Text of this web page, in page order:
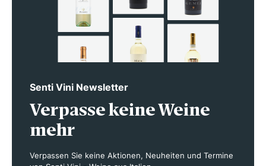
Senti Vini Newsletter
Verpasse keine Weine
mehr
Verpassen Sie keine Aktionen, Neuheiten und Termine